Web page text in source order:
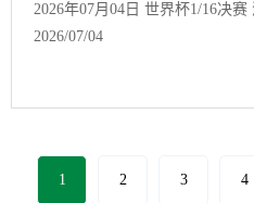
2026年07月04日 世界杯1/16决
2026/07/04
1 2 3 4